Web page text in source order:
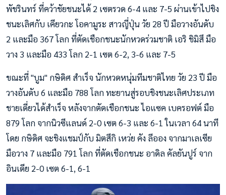
พัชรินทร์ ที่คว้าชัยชนะได้ 2 เซตรวด 6-4 และ 7-5 ผ่านเข้าไปชิง
ชนะเลิศกับ เคียวกะ โอคามูระ สาวญี่ปุ่น วัย 28 ปี มือวางอันดับ
2 และมือ 367 โลก ที่ตัดเชือกชนะนักหวดร่วมชาติ เอริ ชิมิสึ มือ
วาง 3 และมือ 433 โลก 2-1 เซต 6-2, 3-6 และ 7-5
ขณะที่ "บูม" กษิดิศ สำเร็จ นักหวดหนุ่มทีมชาติไทย วัย 23 ปี มือ
วางอันดับ 6 และมือ 788 โลก ทะยานสู่รอบชิงชนะเลิศประเภท
ชายเดี่ยวได้สำเร็จ หลังจากตัดเชือกชนะ ไอแซค เบครอฟต์ มือ
879 โลก จากนิวซีแลนด์ 2-0 เซต 6-3 และ 6-1 ในเวลา 64 นาที
โดย กษิดิศ จะชิงแชมป์กับ มิตสึกิ เหว่ย คัง ลีออง จากมาเลเซีย
มือวาง 7 และมือ 791 โลก ที่ตัดเชือกชนะ อาดิล คัลยันปูร์ จาก
อินเดีย 2-0 เซต 6-1, 6-1